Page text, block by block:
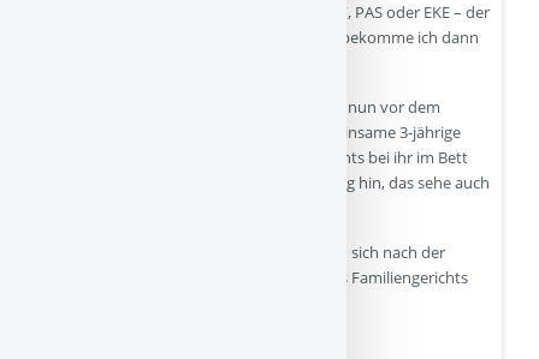
wird. „Entfremdung“, „Bindungsintoleranz“, PAS oder EKE – der
Vorwurf ist schnell gemacht. In der Praxis bekomme ich dann
Eltern haben sich getrennt, der Vater klagt nun vor dem
Familiengericht, dass die Mutter das gemeinsame 3-jährige
Kind von ihm „entfremde“, weil dieses nachts bei ihr im Bett
schlafe. Das deute auf eine zu enge Bindung hin, das sehe auch
Ein 18 Monate altes Baby. Die Eltern haben sich nach der
Geburt getrennt, teilen auf Anordnung des Familiengerichts